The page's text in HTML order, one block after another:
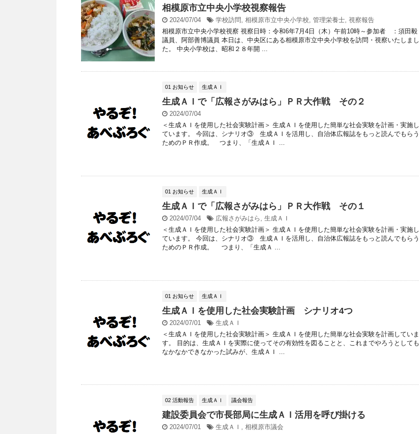
相模原市立中央小学校視察報告
2024/07/04 学校訪問 , 相模原市立中央小学校, 管理栄養士, 視察報告
相模原市立中央小学校視察 視察日時：令和6年7月4日（木）午前10時～参加者 ：須田毅
議員、阿部善博議員 本日は、中央区にある相模原市立中央小学校を訪問・視察いたしまし
た。 中央小学校は、昭和２８年開 ...
01 お知らせ 生成ＡＩ
生成ＡＩで「広報さがみはら」ＰＲ大作戦 その２
2024/07/04
＜生成ＡＩを使用した社会実験計画＞ 生成ＡＩを使用した簡単な社会実験を計画・実施し
ています。 今回は、シナリオ③ 生成ＡＩを活用し、自治体広報誌をもっと読んでもらう
ためのＰＲ作成。 つまり、「生成ＡＩ ...
01 お知らせ 生成ＡＩ
生成ＡＩで「広報さがみはら」ＰＲ大作戦 その１
2024/07/04 広報さがみはら
生成ＡＩ
＜生成ＡＩを使用した社会実験計画＞ 生成ＡＩを使用した簡単な社会実験を計画・実施し
ています。 今回は、シナリオ③ 生成ＡＩを活用し、自治体広報誌をもっと読んでもらう
ためのＰＲ作成。 つまり、「生成Ａ ...
01 お知らせ 生成ＡＩ
生成ＡＩを使用した社会実験計画 シナリオ4つ
2024/07/01
生成ＡＩ
＜生成ＡＩを使用した社会実験計画＞ 生成ＡＩを使用した簡単な社会実験を計画していま
す。 目的は、生成ＡＩを実際に使ってその有効性を図ることと、これまでやろうとしても
なかなかできなかった試みが、生成ＡＩ ...
02 活動報告 生成ＡＩ 議会報告
建設委員会で市長部局に生成ＡＩ活用を呼び掛ける
2024/07/01 生成ＡＩ , 相模原市議会